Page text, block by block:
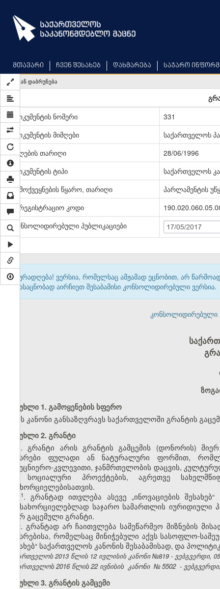
main
content
მთავარი ჩვენ შესახებ დახმარება საჯარო
უკან დაბრუნება
დოკუმენტის ნომერი
331
დოკუმენტის მიმღები
საქართველოს
მიღების თარიღი
28/06/1996
დოკუმენტის ტიპი
საქართველოს
გამოქვეყნების წყარო, თარიღი
პარლამენტის
სარეგისტრაციო კოდი
კონსოლიდირებული პუბლიკაციები
17/05/2017
ყურადღება! ვერსია, რომელსაც ამჟამად ეცნობით, არ
გასაცნობად აირჩიეთ შესაბამისი კონსოლიდირებული ვერსია.
კონსოლიდირებული
მუხლი 1. გამოყენების სფერო
ეს კანონი განსაზღვრავს საქართველოში გრანტის
მუხლი 2. გრანტი
1. გრანტი არის გრანტის გამცემის (დონორის)
სახსრები ფულადი ან ნატურალური ფორმით,
სამეცნიერო-კვლევითი, ჯანმრთელობის დაცვის,
და სოციალური პროექტების, აგრეთვე
განხორციელებისათვის.
​1. გრანტად ითვლება ასევე „ინოვაციების
განსახორციელებლად საჯარო სამართლის იურიდიული
მიერ გაცემული გრანტი.
2. გრანტად არ ჩაითვლება სამეწარმეო მიზნების
სახსრებისა, რომელსაც მინიჭებული აქვს სასოფლო-
შესახებ“ საქართველოს კანონის შესაბამისად, და
საქართველოს 2013 წლის 12 ივლისის კანონი №819 - ვებგვერდი,
საქართველოს 2016 წლის 22 ივნისის კანონი № 5502 -
მუხლი 3. გრანტის გამცემი